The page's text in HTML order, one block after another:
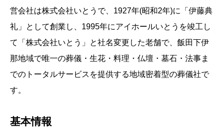
営会社は株式会社いとうで、1927年(昭和2年)に「伊藤典
礼」として創業し、1995年にアイホールいとうを竣工し
て「株式会社いとう」と社名変更した老舗で、飯田下伊
那地域で唯一の葬儀・生花・料理・仏壇・墓石・法事ま
でのトータルサービスを提供する地域密着型の葬儀社で
す。
基本情報